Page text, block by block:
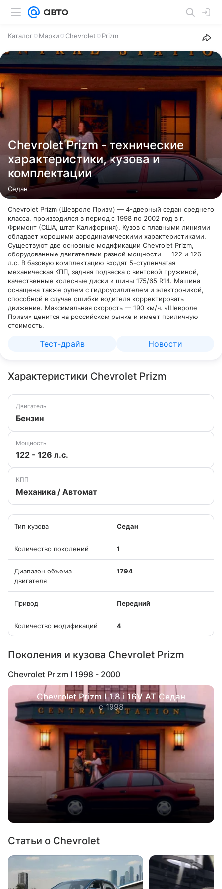
Каталог Марки Chevrolet Prizm
Chevrolet Prizm - технические
характеристики, кузова и
комплектации
Седан
Chevrolet Prizm (Шевроле Призм) — 4-дверный седан среднего
класса, производился в период с 1998 по 2002 год в г.
Фримонт (США, штат Калифорния). Кузов с плавными линиями
обладает хорошими аэродинамическими характеристиками.
Существуют две основные модификации Chevrolet Prizm,
оборудованные двигателями разной мощности — 122 и 126
л.с. В базовую комплектацию входят 5-ступенчатая
механическая КПП, задняя подвеска с винтовой пружиной,
качественные колесные диски и шины 175/65 R14. Машина
оснащена также рулем с гидроусилителем и электроникой,
способной в случае ошибки водителя корректировать
движение. Максимальная скорость — 190 км/ч. «Шевроле
Призм» ценится на российском рынке и имеет приличную
стоимость.
Тест-драйв Новости
Характеристики Chevrolet Prizm
Двигатель
Бензин
Мощность
122 - 126 л.с.
КПП
Механика / Автомат
Тип кузова Седан
Количество поколений 1
Диапазон объема
двигателя
1794
Привод Передний
Количество модификаций 4
Поколения и кузова Chevrolet Prizm
Chevrolet Prizm I 1998 - 2000
Chevrolet Prizm I 1.8 i 16V AT Седан
с 1998
Статьи о Chevrolet